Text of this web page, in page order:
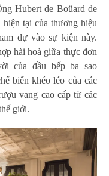
Hubert de Boüard de
tại của thương hiệu
dự vào sự kiện này.
hài hoà giữa thực đơn
của đầu bếp ba sao
biến khéo léo của các
vang cao cấp từ các
giới.